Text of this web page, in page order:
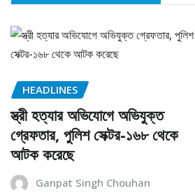
HEADLINES
স্ত্রী হত্যার অভিযোগে অভিযুক্ত
গ্রেফতার, পুলিশ সেক্টর-১৬৮ থেকে
আটক করেছে
Ganpat Singh Chouhan